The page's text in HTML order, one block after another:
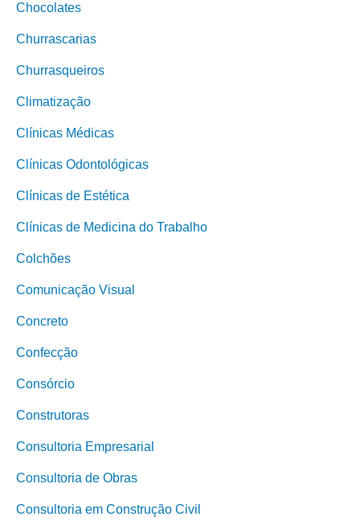
Chocolates
Churrascarias
Churrasqueiros
Climatização
Clínicas Médicas
Clínicas Odontológicas
Clínicas de Estética
Clínicas de Medicina do Trabalho
Colchões
Comunicação Visual
Concreto
Confecção
Consórcio
Construtoras
Consultoria Empresarial
Consultoria de Obras
Consultoria em Construção Civil